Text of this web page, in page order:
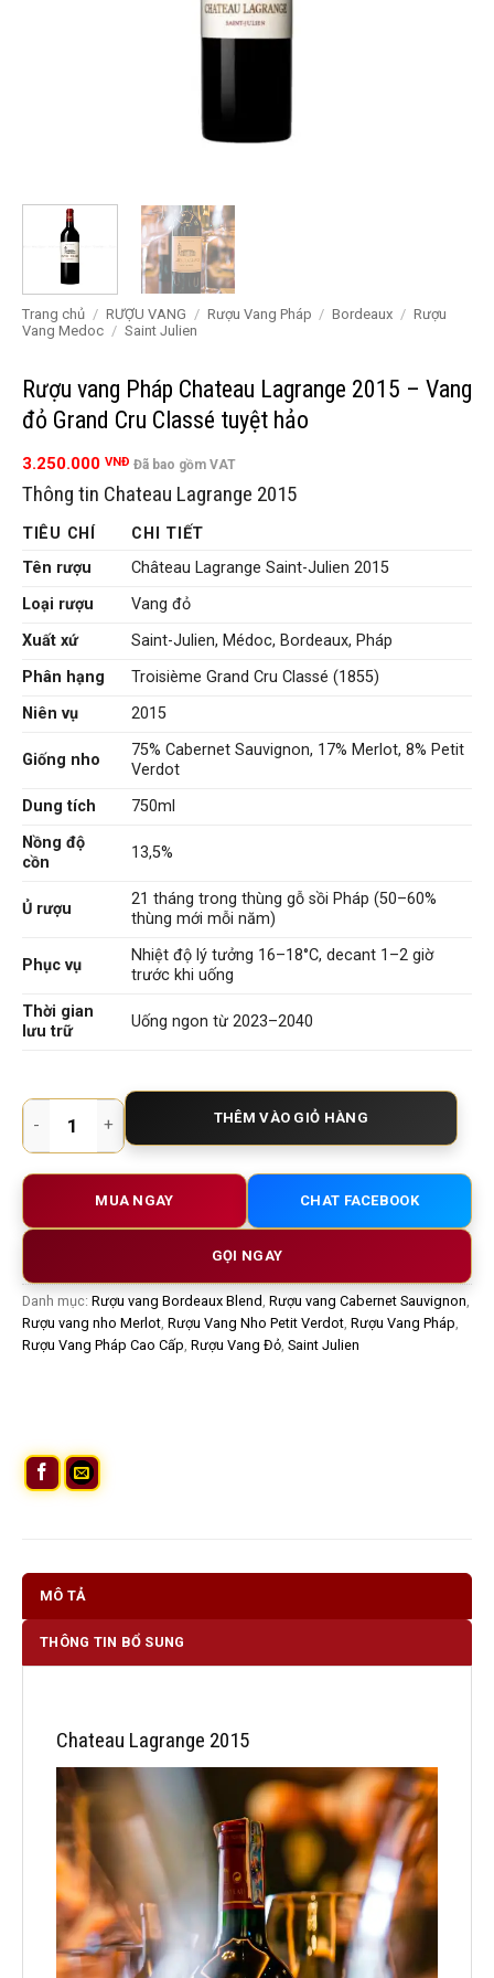
Trang chủ / RƯỢU VANG / Rượu Vang Pháp / Bordeaux / Rượu
Vang Medoc / Saint Julien
Rượu vang Pháp Chateau Lagrange 2015 – Vang
đỏ Grand Cru Classé tuyệt hảo
3.250.000 VNĐ Đã bao gồm VAT
Thông tin Chateau Lagrange 2015
TIÊU CHÍ
CHI TIẾT
Tên rượu
Château Lagrange Saint-Julien 2015
Loại rượu
Vang đỏ
Xuất xứ
Saint-Julien, Médoc, Bordeaux, Pháp
Phân hạng
Troisième Grand Cru Classé (1855)
Niên vụ
2015
Giống nho
75% Cabernet Sauvignon, 17% Merlot, 8% Petit
Verdot
Dung tích
750ml
Nồng độ
cồn
13,5%
Ủ rượu
21 tháng trong thùng gỗ sồi Pháp (50–60%
thùng mới mỗi năm)
Phục vụ
Nhiệt độ lý tưởng 16–18°C, decant 1–2 giờ
trước khi uống
Thời gian
lưu trữ
Uống ngon từ 2023–2040
Rượu vang Pháp Chateau Lagrange 2015 – Vang đỏ Grand
THÊM VÀO GIỎ HÀNG
MUA NGAY CHAT FACEBOOK
GỌI NGAY
Danh mục: Rượu vang Bordeaux Blend , Rượu vang Cabernet Sauvignon,
Rượu vang nho Merlot, Rượu Vang Nho Petit Verdot, Rượu Vang Pháp,
Rượu Vang Pháp Cao Cấp, Rượu Vang Đỏ, Saint Julien
MÔ TẢ
THÔNG TIN BỔ SUNG
Chateau Lagrange 2015